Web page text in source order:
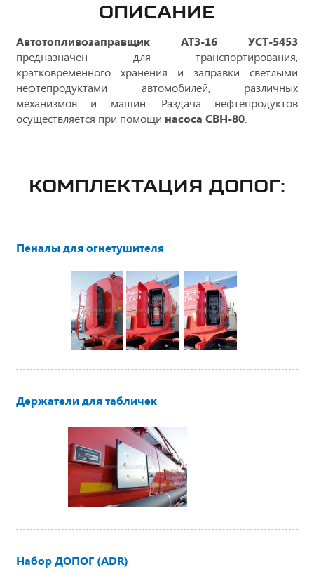
ОПИСАНИЕ
Автотопливозаправщик АТЗ-16 УСТ-5453
предназначен для транспортирования,
кратковременного хранения и заправки светлыми
нефтепродуктами автомобилей, различных
механизмов и машин. Раздача нефтепродуктов
осуществляется при помощи насоса СВН-80.
КОМПЛЕКТАЦИЯ ДОПОГ:
Пеналы для огнетушителя
Держатели для табличек
Набор ДОПОГ (ADR)